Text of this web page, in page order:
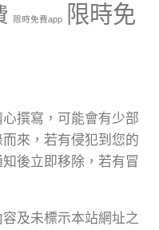
限時免費app
限時免
撰寫，可能會有少部
來，若有侵犯到您的
後立即移除，若有冒
及未標示本站網址之